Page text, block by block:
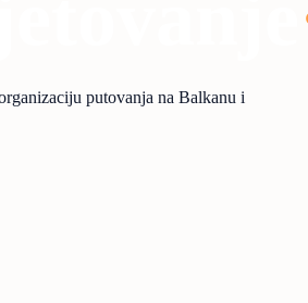
putovanja na Balkanu i